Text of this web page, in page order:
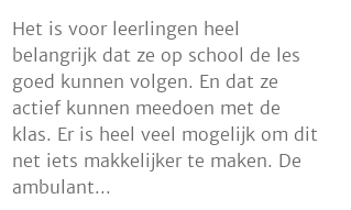
Het is voor leerlingen heel
belangrijk dat ze op school de les
goed kunnen volgen. En dat ze
actief kunnen meedoen met de
klas. Er is heel veel mogelijk om dit
net iets makkelijker te maken. De
ambulant...